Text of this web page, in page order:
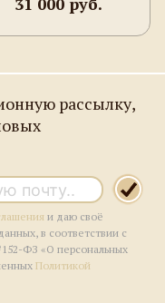
рассылку,
и даю своё
в соответствии с
ФЗ «О персональных
Политикой